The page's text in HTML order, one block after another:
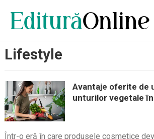
Lifestyle
Avantaje oferite de
unturilor vegetale
Într-o eră în care produsele cosmetice